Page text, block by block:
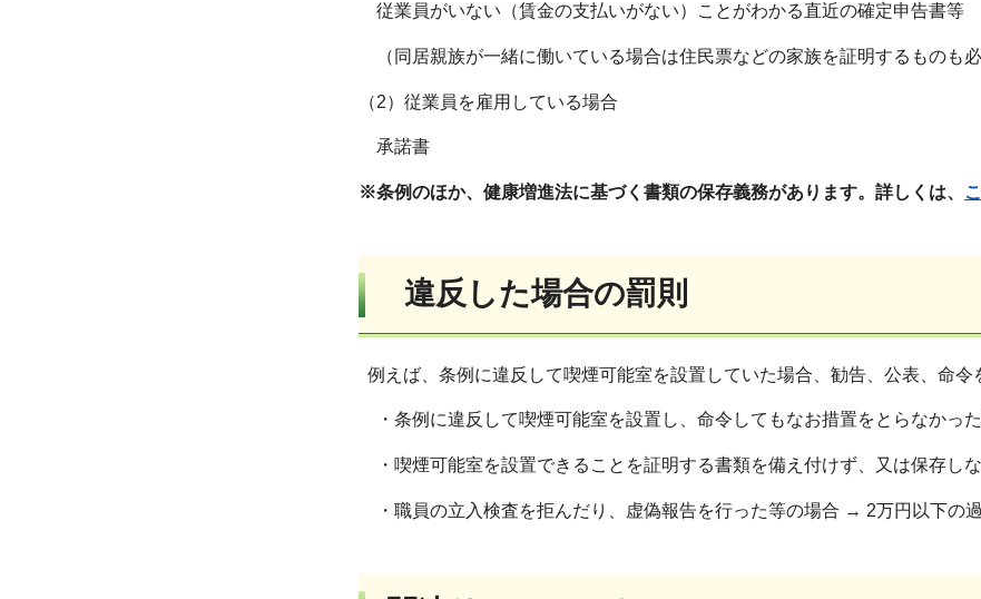
従業員がいない（賃金の支払いがない）ことがわかる直近の確定申告書等
（同居親族が一緒に働いている場合は住民票などの家族を証明するものも必
（2）従業員を雇用している場合
承諾書
※条例のほか、健康増進法に基づく書類の保存義務があります。詳しくは、
違反した場合の罰則
例えば、条例に違反して喫煙可能室を設置していた場合、勧告、公表、命令
・条例に違反して喫煙可能室を設置し、命令してもなお措置をとらなかっ
・喫煙可能室を設置できることを証明する書類を備え付けず、又は保存し
・職員の立入検査を拒んだり、虚偽報告を行った等の場合 → 2万円以下の